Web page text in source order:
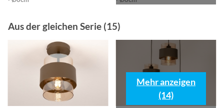
Aus der gleichen Serie (15)
Mehr anzeigen
(14)